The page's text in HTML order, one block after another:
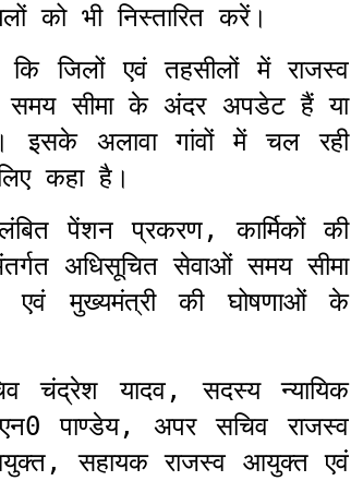
को भी निस्तारित करें।
कि जिलों एवं तहसीलों में राजस्व
समय सीमा के अंदर अपडेट हैं या
अलावा गांवों में चल रही
कहा है।
पेंशन प्रकरण, कार्मिकों की
अधिसूचित सेवाओं समय सीमा
एवं मुख्यमंत्री की घोषणाओं के
यादव, सदस्य न्यायिक
पाण्डेय, अपर सचिव राजस्व
सहायक राजस्व आयुक्त एवं